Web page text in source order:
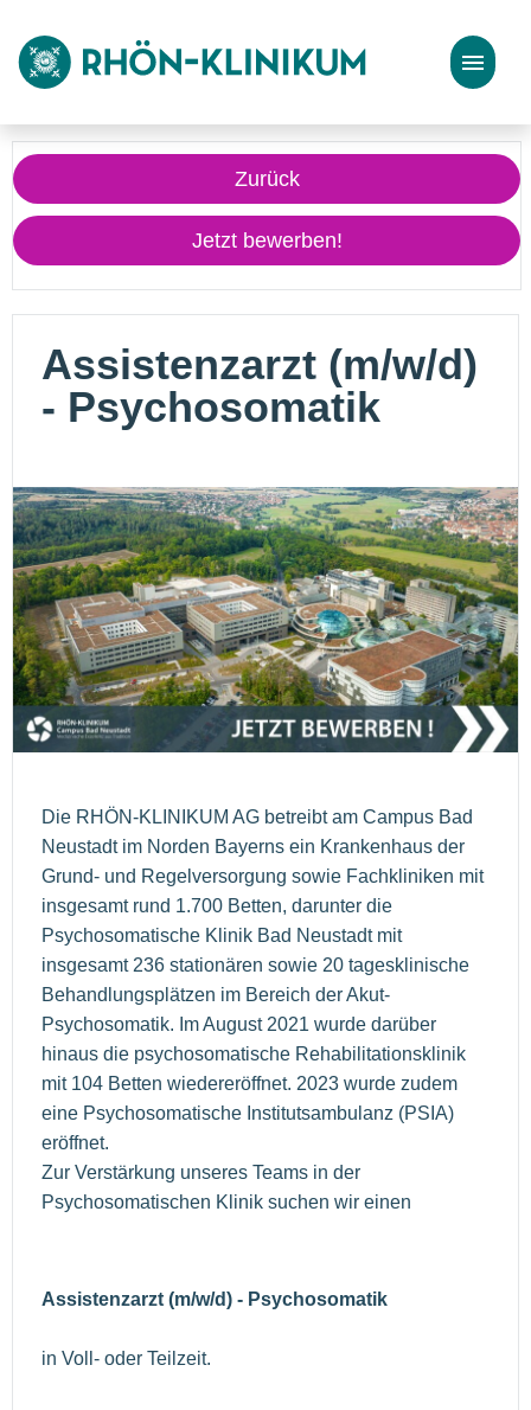
Stellenangebote
Bewerbungstipps
Zurück
Jetzt bewerben!
Assistenzarzt (m/w/d)
- Psychosomatik
Die RHÖN-KLINIKUM AG betreibt am Campus Bad
Neustadt im Norden Bayerns ein Krankenhaus der
Grund- und Regelversorgung sowie Fachkliniken mit
insgesamt rund 1.700 Betten, darunter die
Psychosomatische Klinik Bad Neustadt mit
insgesamt 236 stationären sowie 20 tagesklinische
Behandlungsplätzen im Bereich der Akut-
Psychosomatik. Im August 2021 wurde darüber
hinaus die psychosomatische Rehabilitationsklinik
mit 104 Betten wiedereröffnet. 2023 wurde zudem
eine Psychosomatische Institutsambulanz (PSIA)
eröffnet.
Zur Verstärkung unseres Teams in der
Psychosomatischen Klinik suchen wir einen
Assistenzarzt (m/w/d) - Psychosomatik
in Voll- oder Teilzeit.